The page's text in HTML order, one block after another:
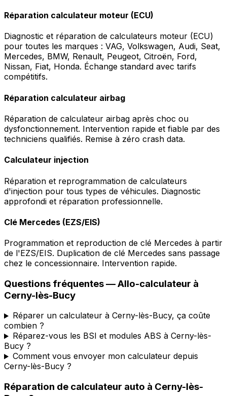
Réparation calculateur moteur (ECU)
Diagnostic et réparation de calculateurs moteur (ECU)
pour toutes les marques : VAG, Volkswagen, Audi, Seat,
Mercedes, BMW, Renault, Peugeot, Citroën, Ford,
Nissan, Fiat, Honda. Échange standard avec tarifs
compétitifs.
Réparation calculateur airbag
Réparation de calculateur airbag après choc ou
dysfonctionnement. Intervention rapide et fiable par des
techniciens qualifiés. Remise à zéro crash data.
Calculateur injection
Réparation et reprogrammation de calculateurs
d'injection pour tous types de véhicules. Diagnostic
approfondi et réparation professionnelle.
Clé Mercedes (EZS/EIS)
Programmation et reproduction de clé Mercedes à partir
de l'EZS/EIS. Duplication de clé Mercedes sans passage
chez le concessionnaire. Intervention rapide.
Questions fréquentes —Allo-calculateur à
Cerny-lès-Bucy
Réparer un calculateur à Cerny-lès-Bucy, ça coûte
combien ?
Réparez-vous les BSI et modules ABS à Cerny-lès-
Bucy ?
Comment vous envoyer mon calculateur depuis
Cerny-lès-Bucy ?
Réparation de calculateur auto à Cerny-lès-